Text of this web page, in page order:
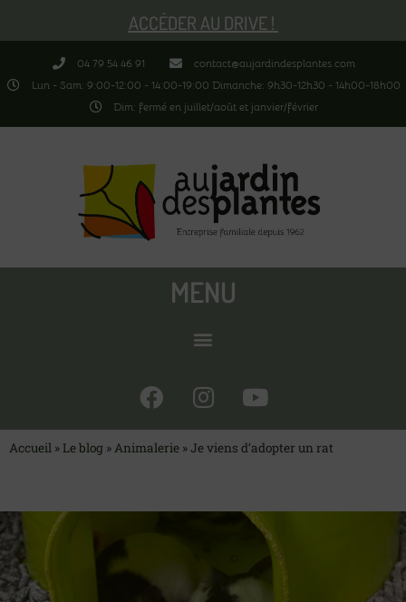
ACCÉDER AU DRIVE !
04 79 54 46 91
contact@aujardindesplantes.com
Lun - Sam: 9:00-12:00 - 14:00-19:00 Dimanche: 9h30-12h30 - 14h00-18h00
Dim: fermé en juillet/août et janvier/février
MENU
Accueil »Le blog »Animalerie »Je viens d’adopter un rat